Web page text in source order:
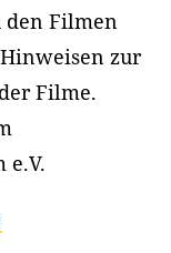
Filmen
zur
Filme.
e.V.